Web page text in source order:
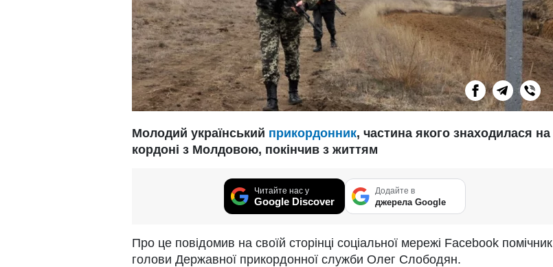
Молодий український прикордонник, частина якого знаходилася на
кордоні з Молдовою, покінчив з життям
Читайте нас у
Google Discover
Додайте в
джерела Google
Про це повідомив на своїй сторінці соціальної мережі Facebook помічник
голови Державної прикордонної служби Олег Слободян.